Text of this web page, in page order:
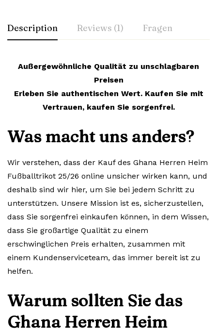
Description Reviews (1) Fragen
Außergewöhnliche Qualität zu unschlagbaren
Preisen
Erleben Sie authentischen Wert. Kaufen Sie mit
Vertrauen, kaufen Sie sorgenfrei.
Was macht uns anders?
Wir verstehen, dass der Kauf des Ghana Herren Heim
Fußballtrikot 25/26 online unsicher wirken kann, und
deshalb sind wir hier, um Sie bei jedem Schritt zu
unterstützen. Unsere Mission ist es, sicherzustellen,
dass Sie sorgenfrei einkaufen können, in dem Wissen,
dass Sie großartige Qualität zu einem
erschwinglichen Preis erhalten, zusammen mit
einem Kundenserviceteam, das immer bereit ist zu
helfen.
Warum sollten Sie das
Ghana Herren Heim